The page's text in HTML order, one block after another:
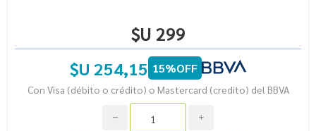
$U 299
$U 254,15 15%OFF
Con Visa (débito o crédito) o Mastercard (credito) del BBVA
i
h